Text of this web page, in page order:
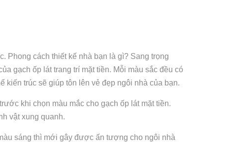
Phong cách thiết kế nhà bạn là gì? Sang trọng
gạch ốp lát trang trí mặt tiền. Mỗi màu sắc đều có
trúc sẽ giúp tôn lên vẻ đẹp ngôi nhà của bạn.
khi chọn màu mắc cho gạch ốp lát mặt tiền.
vật xung quanh.
sáng thì mới gây được ấn tượng cho ngôi nhà